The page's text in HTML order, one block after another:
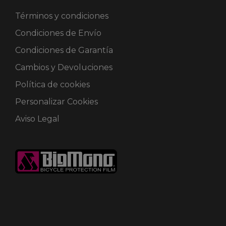
Términos y condiciones
Condiciones de Envío
Condiciones de Garantía
Cambios y Devoluciones
Política de cookies
Personalizar Cookies
Aviso Legal